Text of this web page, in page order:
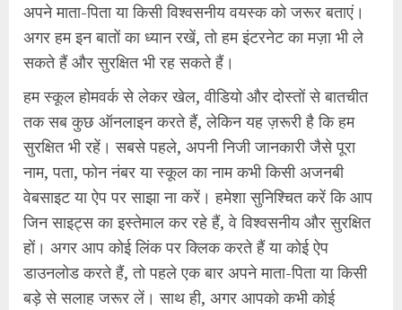
अपने माता-पिता या किसी विश्वसनीय वयस्क को जरूर बताएं।
अगर हम इन बातों का ध्यान रखें, तो हम इंटरनेट का मज़ा भी ले
सकते हैं और सुरक्षित भी रह सकते हैं।
हम स्कूल होमवर्क से लेकर खेल, वीडियो और दोस्तों से बातचीत
तक सब कुछ ऑनलाइन करते हैं, लेकिन यह ज़रूरी है कि हम
सुरक्षित भी रहें। सबसे पहले, अपनी निजी जानकारी जैसे पूरा
नाम, पता, फोन नंबर या स्कूल का नाम कभी किसी अजनबी
वेबसाइट या ऐप पर साझा ना करें। हमेशा सुनिश्चित करें कि आप
जिन साइट्स का इस्तेमाल कर रहे हैं, वे विश्वसनीय और सुरक्षित
हों। अगर आप कोई लिंक पर क्लिक करते हैं या कोई ऐप
डाउनलोड करते हैं, तो पहले एक बार अपने माता-पिता या किसी
बड़े से सलाह जरूर लें। साथ ही, अगर आपको कभी कोई